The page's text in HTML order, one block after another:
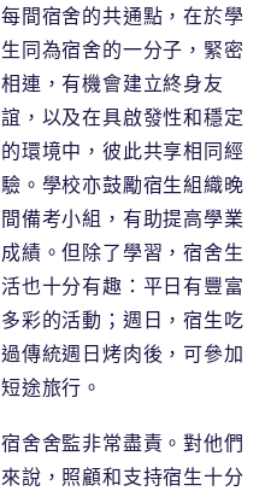
每間宿舍的共通點，在於學
生同為宿舍的一分子，緊密
相連，有機會建立終身友
誼，以及在具啟發性和穩定
的環境中，彼此共享相同經
驗。學校亦鼓勵宿生組織晚
間備考小組，有助提高學業
成績。但除了學習，宿舍生
活也十分有趣：平日有豐富
多彩的活動；週日，宿生吃
過傳統週日烤肉後，可參加
短途旅行。
宿舍舍監非常盡責。對他們
來說，照顧和支持宿生十分